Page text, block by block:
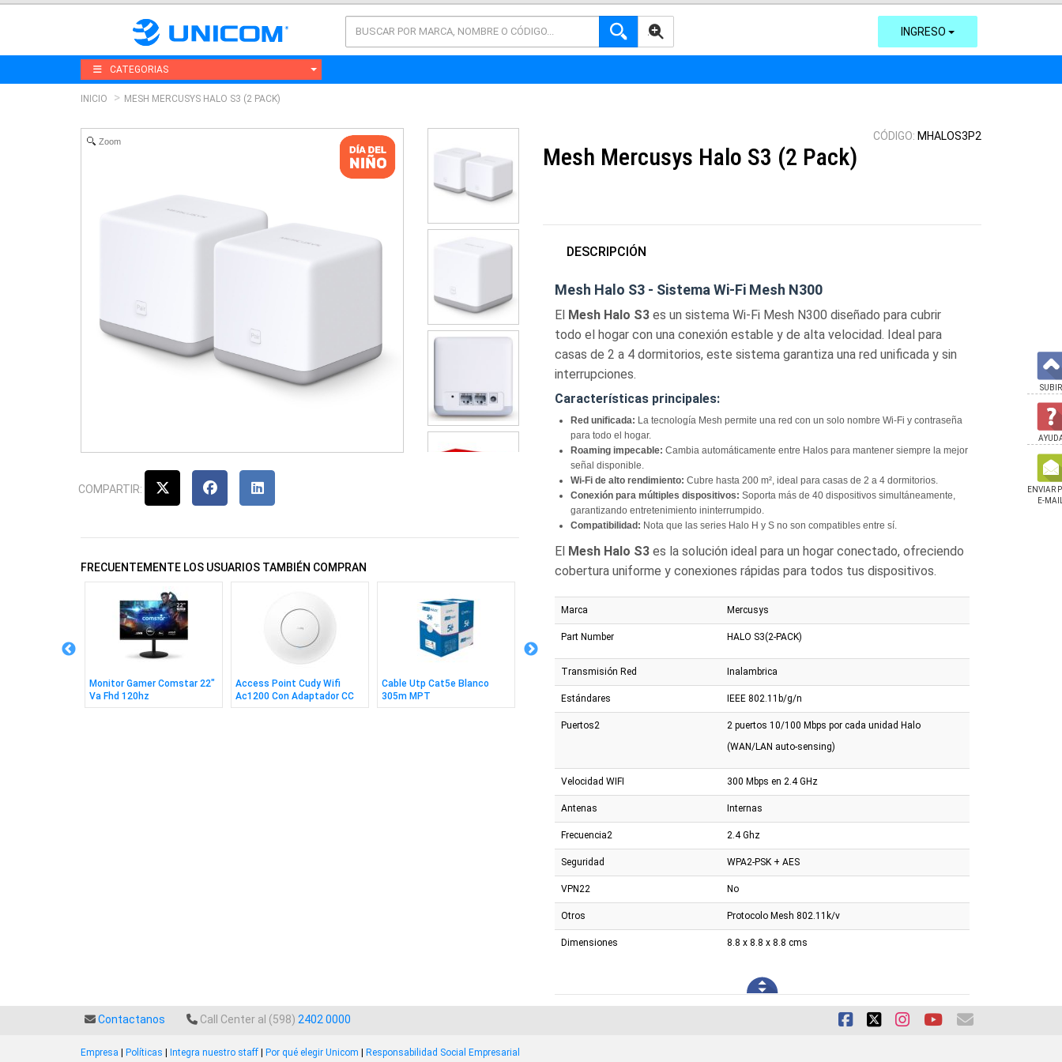
AVANZADA INGRESO
CATEGORIAS
INICIO MESH MERCUSYS HALO S3 (2 PACK)
Zoom
COMPARTIR:
FRECUENTEMENTE LOS USUARIOS TAMBIÉN COMPRAN
Monitor Gamer Comstar 22"
Va Fhd 120hz
Access Point Cudy Wifi
Ac1200 Con Adaptador CC
Cable Utp Cat5e Blanco
305m MPT
Switch Cudy 5 Puertos
10/100mbps
Switch Cudy 8 Puertos
10/100mbps
Switch Cudy Gigabit 8
Switch Cudy 8
CÓDIGO: MHALOS3P2
Mesh Mercusys Halo S3 (2 Pack)
DESCRIPCIÓN
Mesh Halo S3 - Sistema Wi-Fi Mesh N300
El Mesh Halo S3 es un sistema Wi-Fi Mesh N300 diseñado para cubrir
todo el hogar con una conexión estable y de alta velocidad. Ideal para
casas de 2 a 4 dormitorios, este sistema garantiza una red unificada y sin
interrupciones.
Características principales:
Red unificada: La tecnología Mesh permite una red con un solo nombre Wi-Fi y contraseña
para todo el hogar.
Roaming impecable: Cambia automáticamente entre Halos para mantener siempre la mejor
señal disponible.
Wi-Fi de alto rendimiento: Cubre hasta 200 m², ideal para casas de 2 a 4 dormitorios.
Conexión para múltiples dispositivos: Soporta más de 40 dispositivos simultáneamente,
garantizando entretenimiento ininterrumpido.
Compatibilidad: Nota que las series Halo H y S no son compatibles entre sí.
El Mesh Halo S3 es la solución ideal para un hogar conectado, ofreciendo
cobertura uniforme y conexiones rápidas para todos tus dispositivos.
Marca Mercusys
Part Number HALO S3(2-PACK)
Transmisión Red Inalambrica
Estándares IEEE 802.11b/g/n
Puertos2
2 puertos 10/100 Mbps por cada unidad Halo
(WAN/LAN auto-sensing)
Velocidad WIFI 300 Mbps en 2.4 GHz
Antenas Internas
Frecuencia2 2.4 Ghz
Seguridad WPA2-PSK + AES
VPN22 No
Otros Protocolo Mesh 802.11k/v
Dimensiones 8.8 x 8.8 x 8.8 cms
SUBIR
ENVIAR
E-
Contactanos Call Center al (598) 2402 0000
Empresa | Políticas | Integra nuestro staff | Por qué elegir Unicom | Responsabilidad Social Empresarial